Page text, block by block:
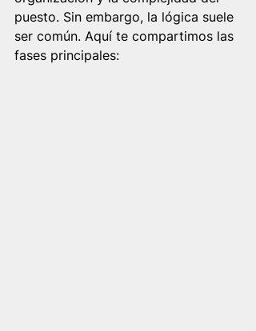
puesto. Sin embargo, la lógica suele
ser común. Aquí te compartimos las
fases principales: